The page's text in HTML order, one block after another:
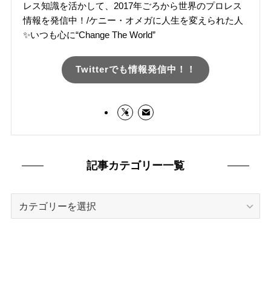
レス知識を活かして、2017年ごろから世界のプロレス
情報を発信中！/ケニー・オメガに人生を変えられた人
✨いつも心に“Change The World”
Twitterでも情報発信中！！
記事カテゴリー一覧